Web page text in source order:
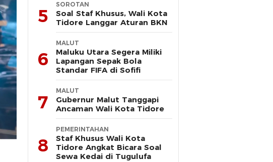
5
SOROTAN
Soal Staf Khusus, Wali Kota
Tidore Langgar Aturan BKN
6
MALUT
Maluku Utara Segera Miliki
Lapangan Sepak Bola
Standar FIFA di Sofifi
7
MALUT
Gubernur Malut Tanggapi
Ancaman Wali Kota Tidore
8
PEMERINTAHAN
Staf Khusus Wali Kota
Tidore Angkat Bicara Soal
Sewa Kedai di Tugulufa